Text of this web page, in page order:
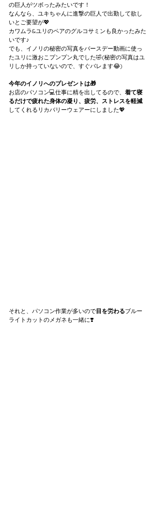
の巨人がツボったみたいです！
なんなら、ユキちゃんに進撃の巨人で出勤して欲し
いとご要望が💖
カワムラ&ユリのペアのグルコサミンも良かったみた
いです♪
でも、イノリの秘密の写真をバースデー動画に使っ
たユリに激おこプンプン丸でした🤣(秘密の写真はユ
リしか持っていないので、すぐバレます😂)
今年のイノリへのプレゼントは🎁
お店のパソコン💻仕事に精を出してるので、 着て寝
るだけで疲れた身体の凝り、疲労、ストレスを軽減
してくれるリカバリーウェアーにしました💖
それと、パソコン作業が多いので目を労わるブルー
ライトカットのメガネも一緒に❣️